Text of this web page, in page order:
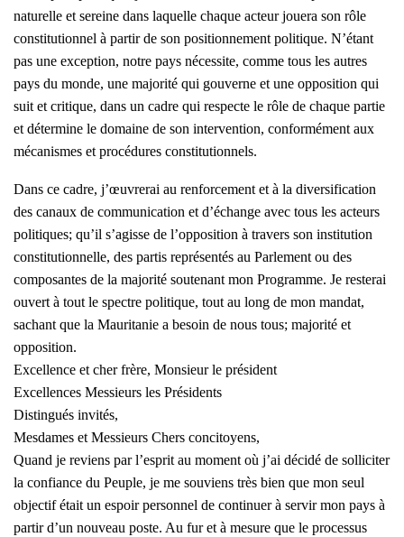
naturelle et sereine dans laquelle chaque acteur jouera son rôle
constitutionnel à partir de son positionnement politique. N’étant
pas une exception, notre pays nécessite, comme tous les autres
pays du monde, une majorité qui gouverne et une opposition qui
suit et critique, dans un cadre qui respecte le rôle de chaque partie
et détermine le domaine de son intervention, conformément aux
mécanismes et procédures constitutionnels.
Dans ce cadre, j’œuvrerai au renforcement et à la diversification
des canaux de communication et d’échange avec tous les acteurs
politiques; qu’il s’agisse de l’opposition à travers son institution
constitutionnelle, des partis représentés au Parlement ou des
composantes de la majorité soutenant mon Programme. Je resterai
ouvert à tout le spectre politique, tout au long de mon mandat,
sachant que la Mauritanie a besoin de nous tous; majorité et
opposition.
Excellence et cher frère, Monsieur le président
Excellences Messieurs les Présidents
Distingués invités,
Mesdames et Messieurs Chers concitoyens,
Quand je reviens par l’esprit au moment où j’ai décidé de solliciter
la confiance du Peuple, je me souviens très bien que mon seul
objectif était un espoir personnel de continuer à servir mon pays à
partir d’un nouveau poste. Au fur et à mesure que le processus